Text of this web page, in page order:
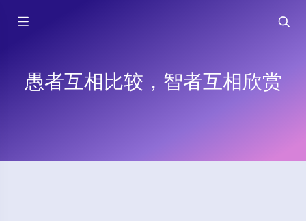
愚者互相比较，智者互相欣赏